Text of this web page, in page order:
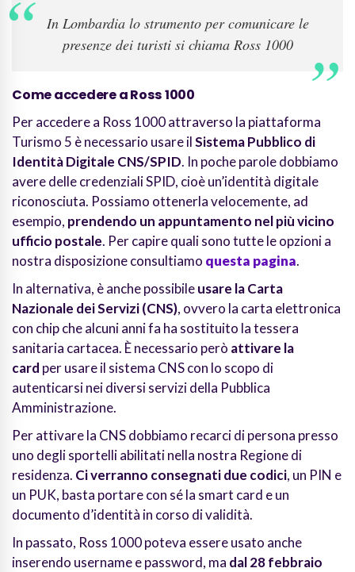
In Lombardia lo strumento per comunicare le
presenze dei turisti si chiama Ross 1000
Come accedere a Ross 1000
Per accedere a Ross 1000 attraverso la piattaforma
Turismo 5 è necessario usare ilSistema Pubblico di
Identità Digitale CNS/SPID. In poche parole dobbiamo
avere delle credenziali SPID, cioè un’identità digitale
riconosciuta. Possiamo ottenerla velocemente, ad
esempio, prendendo un appuntamento nel più vicino
ufficio postale. Per capire quali sono tutte le opzioni a
nostra disposizione consultiamo questa pagina.
In alternativa, è anche possibileusare la Carta
Nazionale dei Servizi (CNS), ovvero la carta elettronica
con chip che alcuni anni fa ha sostituito la tessera
sanitaria cartacea. È necessario però attivare la
card per usare il sistema CNS con lo scopo di
autenticarsi nei diversi servizi della Pubblica
Amministrazione.
Per attivare la CNS dobbiamo recarci di persona presso
uno degli sportelli abilitati nella nostra Regione di
residenza. Ci verranno consegnati due codici, un PIN e
un PUK, basta portare con sé la smart card e un
documento d’identità in corso di validità.
In passato, Ross 1000 poteva essere usato anche
inserendo username e password, ma dal 28 febbraio